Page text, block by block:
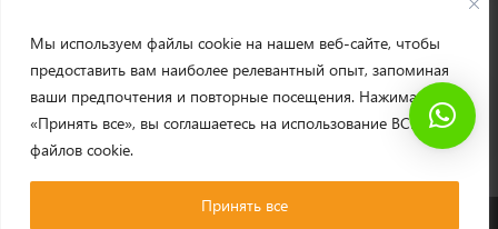
Мы используем файлы cookie на нашем веб-сайте, чтобы
предоставить вам наиболее релевантный опыт, запоминая
ваши предпочтения и повторные посещения. Нажимая
«Принять все», вы соглашаетесь на использование ВСЕХ
файлов cookie.
Принять все
Доставка
Оплата
Политика возврата